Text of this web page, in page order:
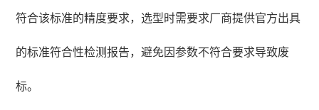
符合该标准的精度要求，选型时需要求厂商提供官方出具
的标准符合性检测报告，避免因参数不符合要求导致废
标。